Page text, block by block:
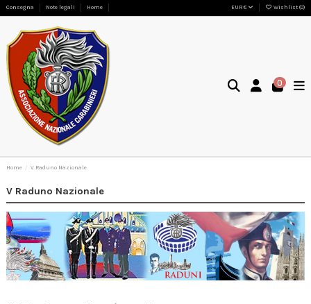
Consegna Note legali Home EUR € Wishlist (0)
0
Home V Raduno Nazionale
V Raduno Nazionale